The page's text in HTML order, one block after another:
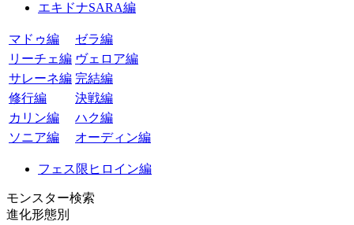
エキドナSARA編
マドゥ編
ゼラ編
リーチェ編 ヴェロア編
サレーネ編 完結編
修行編
決戦編
カリン編
ハク編
ソニア編
オーディン編
フェス限ヒロイン編
モンスター検索
進化形態別